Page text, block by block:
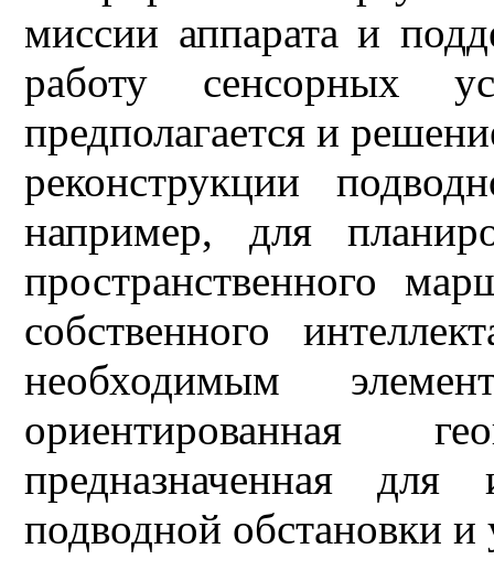
миссии аппарата и
работу сенсорных
предполагается и
реконструкции
например, для
пространственного
собственного
необходимым
ориентированная
предназначенная для
подводной обстановки